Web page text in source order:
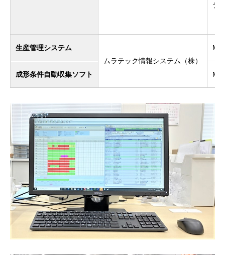
テ
生産管理システム
ムラテック情報システム（株）
成形条件自動収集ソフト